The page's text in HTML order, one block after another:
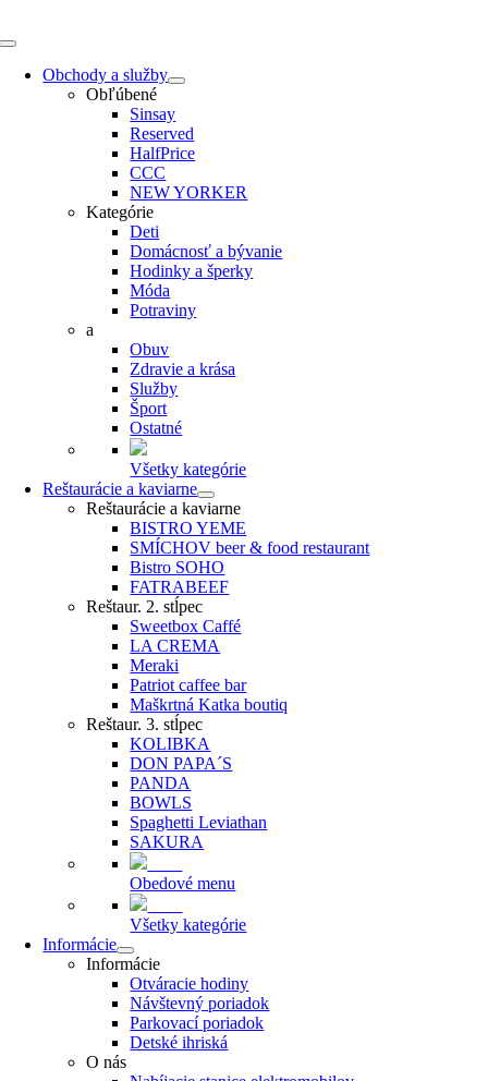
to
Toggle
NavigationObchody a služby
Obľúbené
Sinsay
Reserved
HalfPrice
CCC
NEW YORKER
Kategórie
Deti
Domácnosť a bývanie
Hodinky a šperky
Móda
Potraviny
a
Obuv
Zdravie a krása
Služby
Šport
Ostatné
Všetky kategórie
Reštaurácie a kaviarne
Reštaurácie a kaviarne
BISTRO YEME
SMÍCHOV beer & food restaurant
Bistro SOHO
FATRABEEF
Reštaur. 2. stĺpec
Sweetbox Caffé
LA CREMA
Meraki
Patriot caffee bar
Maškrtná Katka boutiq
Reštaur. 3. stĺpec
KOLIBKA
DON PAPA´S
PANDA
BOWLS
Spaghetti Leviathan
SAKURA
Obedové menu
Všetky kategórie
Informácie
Informácie
Otváracie hodiny
Návštevný poriadok
Parkovací poriadok
Detské ihriská
O nás